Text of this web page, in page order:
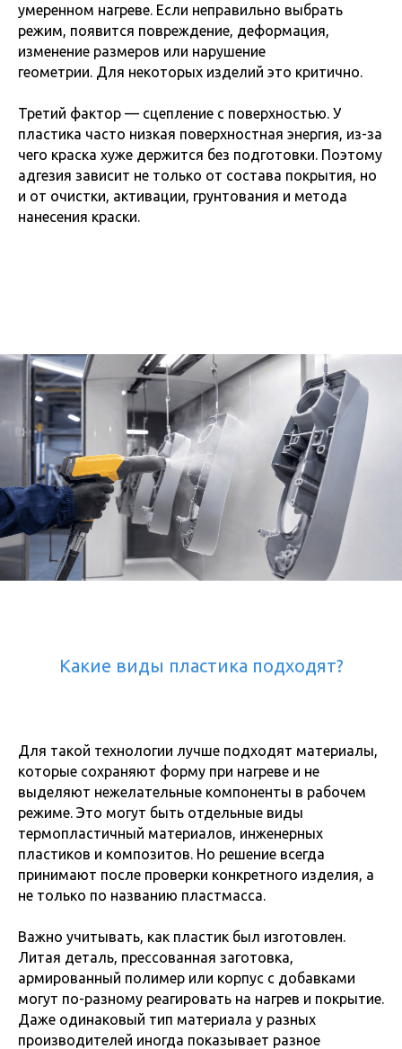
умеренном нагреве. Если неправильно выбрать
режим, появится повреждение, деформация,
изменение размеров или нарушение
геометрии. Для некоторых изделий это критично.
Третий фактор — сцепление с поверхностью. У
пластика часто низкая поверхностная энергия, из-за
чего краска хуже держится без подготовки. Поэтому
адгезия зависит не только от состава покрытия, но
и от очистки, активации, грунтования и метода
нанесения краски.
Какие виды пластика подходят?
Для такой технологии лучше подходят материалы,
которые сохраняют форму при нагреве и не
выделяют нежелательные компоненты в рабочем
режиме. Это могут быть отдельные виды
термопластичный материалов, инженерных
пластиков и композитов. Но решение всегда
принимают после проверки конкретного изделия, а
не только по названию пластмасса.
Важно учитывать, как пластик был изготовлен.
Литая деталь, прессованная заготовка,
армированный полимер или корпус с добавками
могут по-разному реагировать на нагрев и покрытие.
Даже одинаковый тип материала у разных
производителей иногда показывает разное